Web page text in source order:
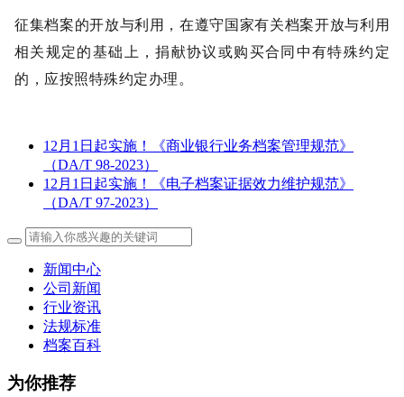
征集档案的开放与利用，在遵守国家有关档案开放与利用
相关规定的基础上，捐献协议或购买合同中有特殊约定
的，应按照特殊约定办理。
12月1日起实施！《商业银行业务档案管理规范》
（DA/T 98-2023）
12月1日起实施！《电子档案证据效力维护规范》
（DA/T 97-2023）
新闻中心
公司新闻
行业资讯
法规标准
档案百科
为你推荐